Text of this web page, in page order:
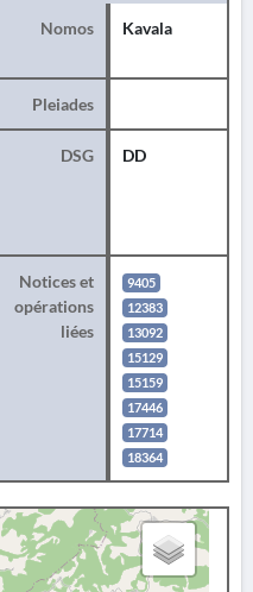
Nomos Kavala
Pleiades
DSG DD
Notices et
opérations
liées
9405
12383
13092
15129
15159
17446
17714
18364